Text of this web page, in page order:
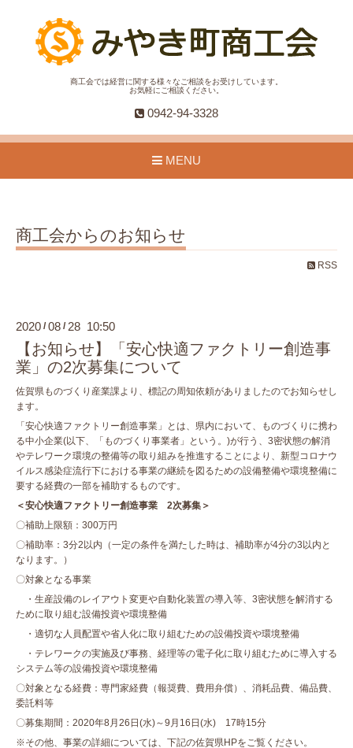
商工会では経営に関する様々なご相談をお受けしています。
お気軽にご相談ください。
0942-94-3328
MENU
商工会からのお知らせ
RSS
2020 /08 / 28 10:50
【お知らせ】「安心快適ファクトリー創造事
業」の2次募集について
佐賀県ものづくり産業課より、標記の周知依頼がありましたのでお知らせし
ます。
「安心快適ファクトリー創造事業」とは、県内において、ものづくりに携わ
る中小企業(以下、「ものづくり事業者」という。)が行う、3密状態の解消
やテレワーク環境の整備等の取り組みを推進することにより、新型コロナウ
イルス感染症流行下における事業の継続を図るための設備整備や環境整備に
要する経費の一部を補助するものです。
＜安心快適ファクトリー創造事業 2次募集＞
〇補助上限額：300万円
〇補助率：3分2以内（一定の条件を満たした時は、補助率が4分の3以内と
なります。）
〇対象となる事業
・生産設備のレイアウト変更や自動化装置の導入等、3密状態を解消する
ために取り組む設備投資や環境整備
・適切な人員配置や省人化に取り組むための設備投資や環境整備
・テレワークの実施及び事務、経理等の電子化に取り組むために導入する
システム等の設備投資や環境整備
〇対象となる経費：専門家経費（報奨費、費用弁償）、消耗品費、備品費、
委託料等
〇募集期間：2020年8月26日(水)～9月16日(水) 17時15分
※その他、事業の詳細については、下記の佐賀県HPをご覧ください。